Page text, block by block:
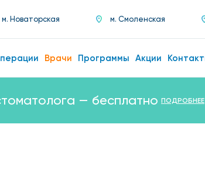
м. Новаторская м. Смоленская
Врачи Программы Акции
— бесплатно ПОДРОБНЕЕ